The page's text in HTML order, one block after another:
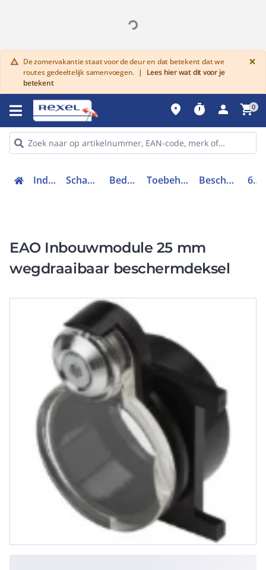
warning De zomervakantie staat voor de deur en dat betekent dat we
routes gedeeltelijk samenvoegen. |
Lees hier wat dit voor je
betekent
×
place timer person shopping_cart0
Industriele componenten Schakelen, bedienen en signaleren Bedieningen en signaleringen Toebehoren bedieningen en signaleringen Beschermhoes drukknop / signaallamp 61-9924.0
EAO Inbouwmodule 25 mm
wegdraaibaar beschermdeksel